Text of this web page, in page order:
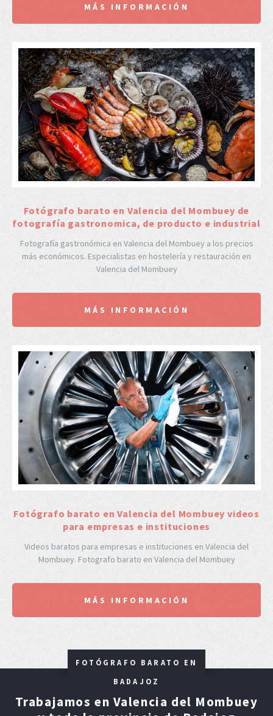
MÁS INFORMACIÓN
Fotógrafo barato en Valencia del Mombuey de
fotografía gastronomica, de producto e industrial
Fotografía gastronómica en Valencia del Mombuey a los precios
más económicos. Especialistas en hostelería y restauración en
Valencia del Mombuey
MÁS INFORMACIÓN
Fotógrafo barato en Valencia del Mombuey videos
para empresas e instituciones
Videos baratos para empresas e instituciones en Valencia del
Mombuey. Fotografo barato en Valencia del Mombuey
MÁS INFORMACIÓN
FOTÓGRAFO BARATO EN
BADAJOZ
Trabajamos en Valencia del Mombuey